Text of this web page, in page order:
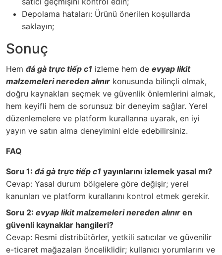
Depolama hataları: Ürünü önerilen koşullarda
saklayın;
Sonuç
Hem đá gà trực tiếp c1 izleme hem de evyap likit
malzemeleri nereden alınır konusunda bilinçli olmak,
doğru kaynakları seçmek ve güvenlik önlemlerini almak,
hem keyifli hem de sorunsuz bir deneyim sağlar. Yerel
düzenlemelere ve platform kurallarına uyarak, en iyi
yayın ve satın alma deneyimini elde edebilirsiniz.
FAQ
Soru 1: đá gà trực tiếp c1 yayınlarını izlemek yasal mı?
Cevap: Yasal durum bölgelere göre değişir; yerel
kanunları ve platform kurallarını kontrol etmek gerekir.
Soru 2: evyap likit malzemeleri nereden alınır en
güvenli kaynaklar hangileri?
Cevap: Resmi distribütörler, yetkili satıcılar ve güvenilir
e-ticaret mağazaları önceliklidir; kullanıcı yorumlarını ve